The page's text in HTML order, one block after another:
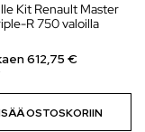
Kit Renault Master
R 750 valoilla
612,75 €
OSTOSKORIIN